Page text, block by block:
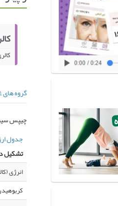
گروه های
چیپس
جدول
تشکیل
انرژی